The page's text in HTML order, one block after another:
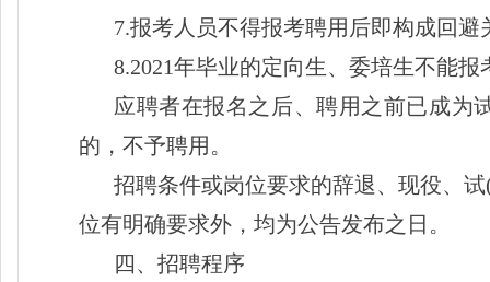
7.报考人员不得报考聘用后即构成回避
8.2021年毕业的定向生、委培生不能报
应聘者在报名之后、聘用之前已成为
的，不予聘用。
招聘条件或岗位要求的辞退、现役、试
位有明确要求外，均为公告发布之日。
四、招聘程序